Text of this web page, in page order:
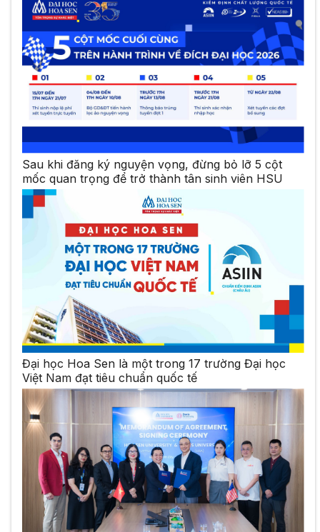
Sau khi đăng ký nguyện vọng, đừng bỏ lỡ 5 cột
mốc quan trọng để trở thành tân sinh viên HSU
Đại học Hoa Sen là một trong 17 trường Đại học
Việt Nam đạt tiêu chuẩn quốc tế